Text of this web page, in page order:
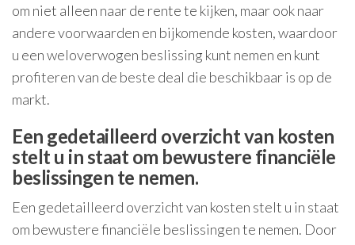
om niet alleen naar de rente te kijken, maar ook naar
andere voorwaarden en bijkomende kosten, waardoor
u een weloverwogen beslissing kunt nemen en kunt
profiteren van de beste deal die beschikbaar is op de
markt.
Een gedetailleerd overzicht van kosten
stelt u in staat om bewustere financiële
beslissingen te nemen.
Een gedetailleerd overzicht van kosten stelt u in staat
om bewustere financiële beslissingen te nemen. Door